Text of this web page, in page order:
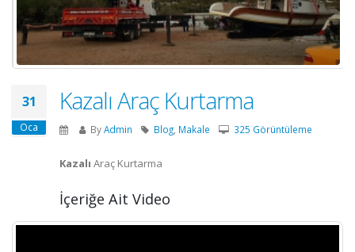
31
Oca
Kazalı Araç Kurtarma
ByAdmin Blog Makale 325 Görüntüleme
Kazalı Araç Kurtarma
İçeriğe Ait Video